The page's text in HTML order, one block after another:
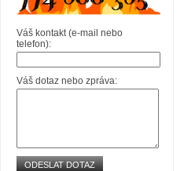
Váš kontakt (e-mail nebo
telefon):
Váš dotaz nebo zpráva:
ODESLAT DOTAZ